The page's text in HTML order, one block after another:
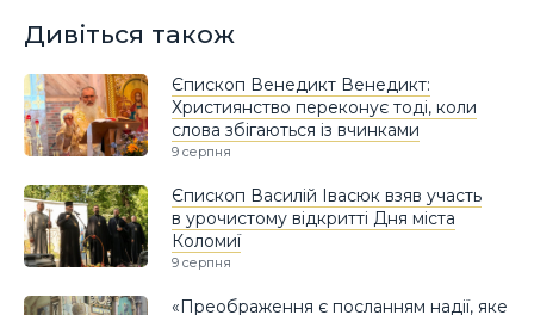
Дивіться також
Єпископ Венедикт Венедикт:
Християнство переконує тоді, коли
слова збігаються із вчинками
9 серпня
Єпископ Василій Івасюк взяв участь
в урочистому відкритті Дня міста
Коломиї
9 серпня
«Преображення є посланням надії, яке